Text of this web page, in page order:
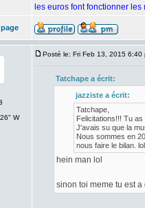
les euros font fonctionner les
W
Posté le: Fri Feb 13, 2015 6:40
Tatchape a écrit:
jazziste aécrit:
Tatchape,
Felicitations!!! Tu
J'avais su que la
Nous sommes en
nous faire le bilan. lol
hein man lol
sinon toi meme tu est a